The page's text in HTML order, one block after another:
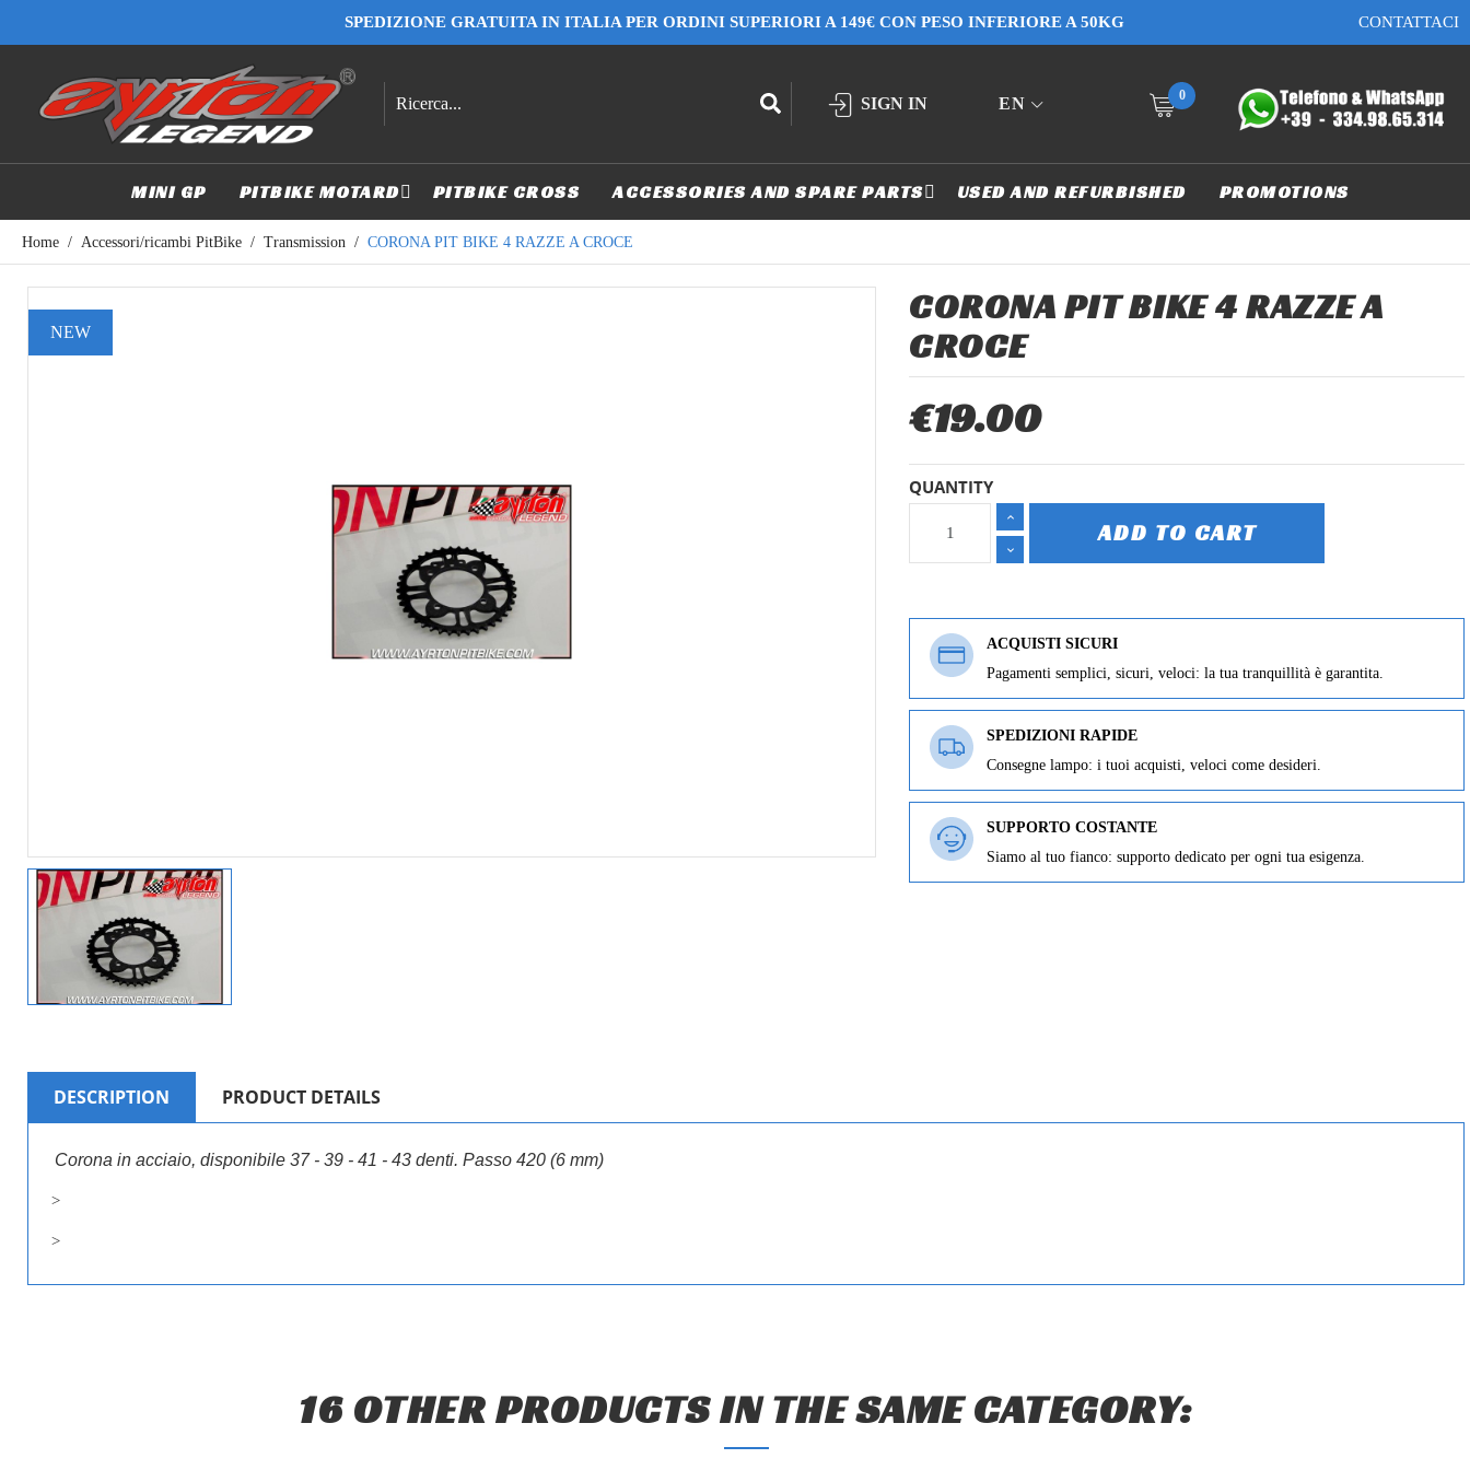
SPEDIZIONE GRATUITA IN ITALIA PER ORDINI SUPERIORI A 149€ CON PESO INFERIORE A 50KG CONTATTACI
EN 0
SIGN IN
MINI GP PITBIKE MOTARD PITBIKE CROSS ACCESSORIES AND SPARE PARTS USED AND REFURBISHED PROMOTIONS
Home Accessori/ricambi PitBike Transmission CORONA PIT BIKE 4 RAZZE A CROCE
NEW
CORONA PIT BIKE 4 RAZZE A
CROCE
€19.00
QUANTITY
ADD TO CART
ACQUISTI SICURI
Pagamenti semplici, sicuri, veloci: la tua tranquillità è garantita.
SPEDIZIONI RAPIDE
Consegne lampo: i tuoi acquisti, veloci come desideri.
SUPPORTO COSTANTE
Siamo al tuo fianco: supporto dedicato per ogni tua esigenza.
DESCRIPTION PRODUCT DETAILS
Corona in acciaio, disponibile 37 - 39 - 41 - 43 denti. Passo 420 (6 mm)
>
>
16 OTHER PRODUCTS IN THE SAME CATEGORY: